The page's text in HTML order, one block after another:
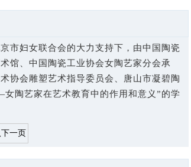
妇女联合会的大力支持下，由中国陶瓷
馆、中国陶瓷工业协会女陶艺家分会承
协会雕塑艺术指导委员会、唐山市凝碧陶
陶艺家在艺术教育中的作用和意义”的学